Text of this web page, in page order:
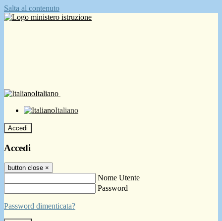
Salta al contenuto
Italiano
Italiano
Accedi
Accedi
button close ×
Nome Utente
Password
Password dimenticata?